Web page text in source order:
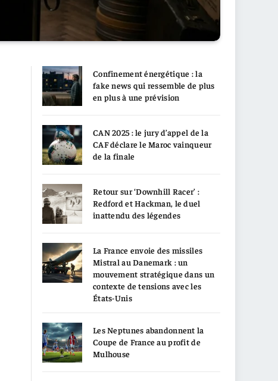
Confinement énergétique : la
fake news qui ressemble de plus
en plus à une prévision
CAN 2025 : le jury d’appel de la
CAF déclare le Maroc vainqueur
de la finale
Retour sur ‘Downhill Racer’ :
Redford et Hackman, le duel
inattendu des légendes
La France envoie des missiles
Mistral au Danemark : un
mouvement stratégique dans un
contexte de tensions avec les
États-Unis
Les Neptunes abandonnent la
Coupe de France au profit de
Mulhouse